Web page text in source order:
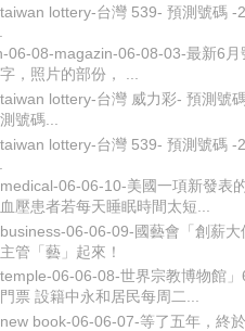
lottery-台灣 539- 預測號碼 -
06-08-magazin-06-08-03-最新6月
，照片的部份， ...
lottery-台灣 威力彩- 預測號
號碼...
lottery-台灣 539- 預測號碼 -
06-06-10-美國一項新發表
壓患者若每天睡眠時間太短...
06-06-09-國藝會「創薪大
管「藝」起來！
06-06-08-世界宗教博物館
票 設籍中永和居民每周二...
book-06-06-07-等了五年，終